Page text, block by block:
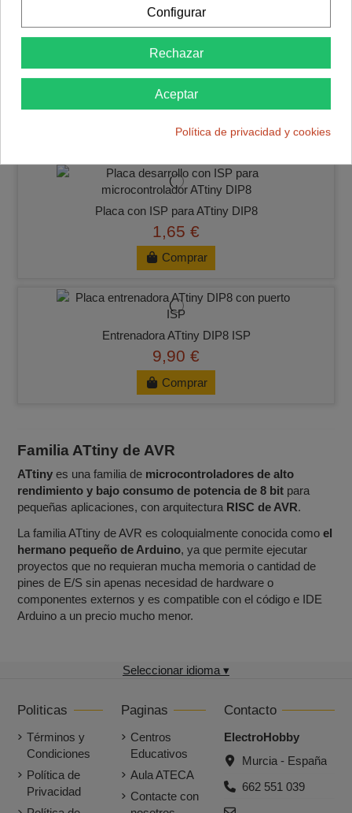
Comprar
1,95 €
Comprar
Placa con ISP para ATtiny DIP8
1,65 €
Comprar
Entrenadora ATtiny DIP8 ISP
9,90 €
Comprar
Familia ATtiny de AVR
ATtiny es una familia de microcontroladores de alto
rendimiento y bajo consumo de potencia de 8 bit para
pequeñas aplicaciones, con arquitectura RISC de AVR.
La familia ATtiny de AVR es coloquialmente conocida comoel
hermano pequeño de Arduino, ya que permite ejecutar
proyectos que no requieran mucha memoria o cantidad de
pines de E/S sin apenas necesidad de hardware o
componentes externos y es compatible con el código e IDE
Arduino a un precio mucho menor.
Seleccionar idioma ▾
Politicas
Términos y
Condiciones
Política de
Privacidad
Paginas
Centros
Educativos
Aula ATECA
Contacte con
Contacto
ElectroHobby
Murcia - España
662 551 039
Configurar
Rechazar
Aceptar
Política de privacidad y cookies